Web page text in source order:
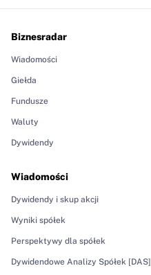
Biznesradar
Wiadomości
Giełda
Fundusze
Waluty
Dywidendy
Wiadomości
Dywidendy i skup akcji
Wyniki spółek
Perspektywy dla spółek
Dywidendowe Analizy Spółek [DAS]